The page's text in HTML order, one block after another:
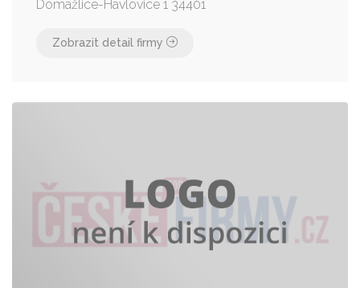
Domažlice-Havlovice 1 34401
Zobrazit detail firmy